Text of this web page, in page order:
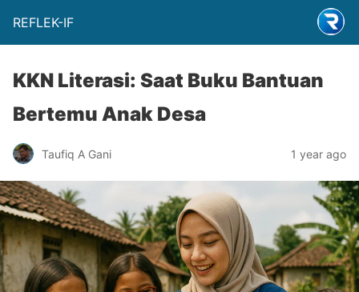
REFLEK-IF
KKN Literasi: Saat Buku Bantuan
Bertemu Anak Desa
Taufiq A Gani 1 year ago